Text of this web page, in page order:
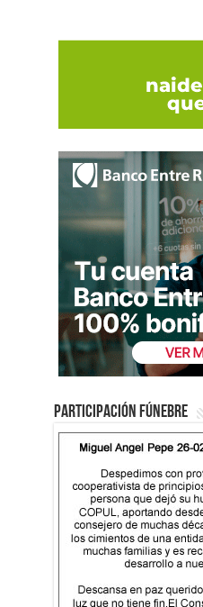
Participación fúnebre